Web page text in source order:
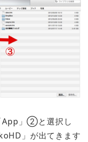
」②と選択し
」が出てきます